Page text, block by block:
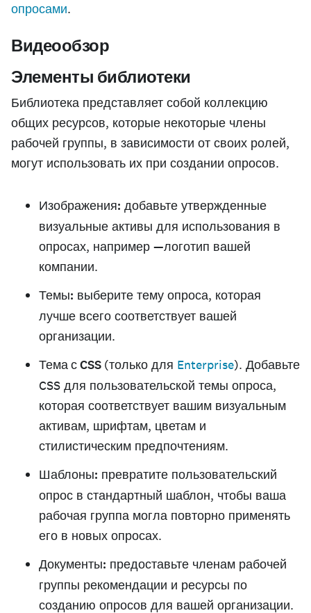
опросами.
Видеообзор
Элементы библиотеки
Библиотека представляет собой коллекцию
общих ресурсов, которые некоторые члены
рабочей группы, в зависимости от своих ролей,
могут использовать их при создании опросов.
Изображения: добавьте утвержденные
визуальные активы для использования в
опросах, например —логотип вашей
компании.
Темы: выберите тему опроса, которая
лучше всего соответствует вашей
организации.
Тема с CSS (только для Enterprise). Добавьте
CSS для пользовательской темы опроса,
которая соответствует вашим визуальным
активам, шрифтам, цветам и
стилистическим предпочтениям.
Шаблоны: превратите пользовательский
опрос в стандартный шаблон, чтобы ваша
рабочая группа могла повторно применять
его в новых опросах.
Документы: предоставьте членам рабочей
группы рекомендации и ресурсы по
созданию опросов для вашей организации.